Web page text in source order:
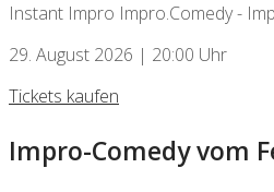
Instant Impro Impro.Comedy -
29. August 2026 | 20:00 Uhr
Tickets kaufen
Impro-Comedy vom